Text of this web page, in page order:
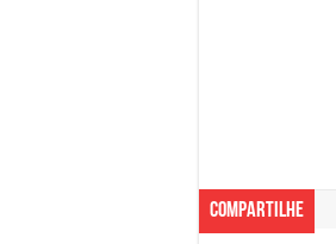
Compartilhe